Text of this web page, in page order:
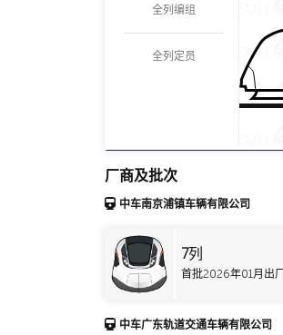
全列编组
全列定员
厂商及批次
中车南京浦镇车辆有限公司
7列
首批2026年01月出厂
中车广东轨道交通车辆有限公司